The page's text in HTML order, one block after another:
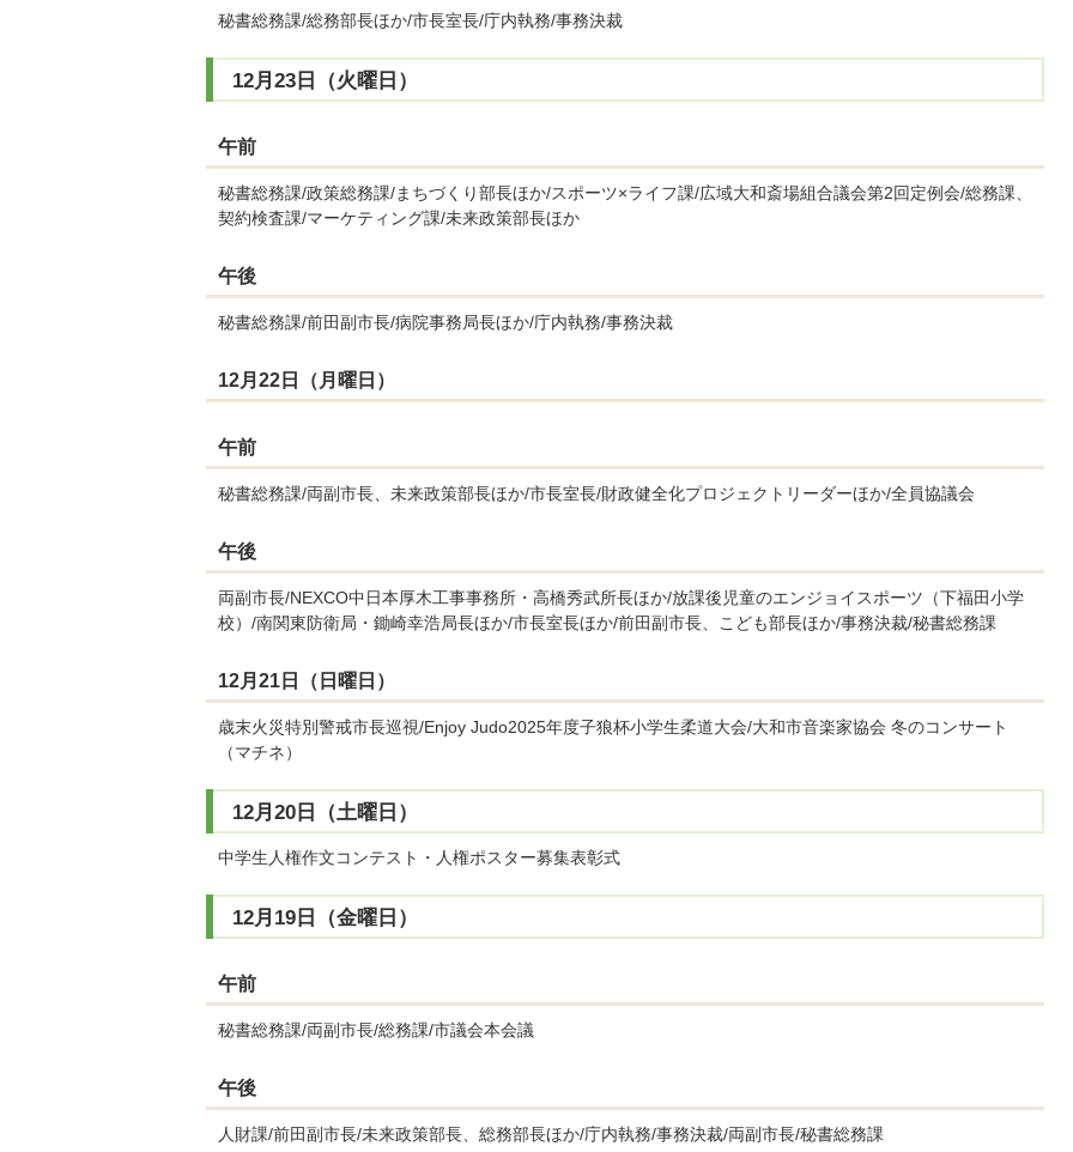
秘書総務課/総務部長ほか/市長室長/庁内執務/事務決裁
12月23日（火曜日）
午前
秘書総務課/政策総務課/まちづくり部長ほか/スポーツ×ライフ課/広域大和斎場組合議会第2回定例会/総務課、
契約検査課/マーケティング課/未来政策部長ほか
午後
秘書総務課/前田副市長/病院事務局長ほか/庁内執務/事務決裁
12月22日（月曜日）
午前
秘書総務課/両副市長、未来政策部長ほか/市長室長/財政健全化プロジェクトリーダーほか/全員協議会
午後
両副市長/NEXCO中日本厚木工事事務所・高橋秀武所長ほか/放課後児童のエンジョイスポーツ（下福田小学
校）/南関東防衛局・鋤崎幸浩局長ほか/市長室長ほか/前田副市長、こども部長ほか/事務決裁/秘書総務課
12月21日（日曜日）
歳末火災特別警戒市長巡視/Enjoy Judo2025年度子狼杯小学生柔道大会/大和市音楽家協会 冬のコンサート
（マチネ）
12月20日（土曜日）
中学生人権作文コンテスト・人権ポスター募集表彰式
12月19日（金曜日）
午前
秘書総務課/両副市長/総務課/市議会本会議
午後
人財課/前田副市長/未来政策部長、総務部長ほか/庁内執務/事務決裁/両副市長/秘書総務課